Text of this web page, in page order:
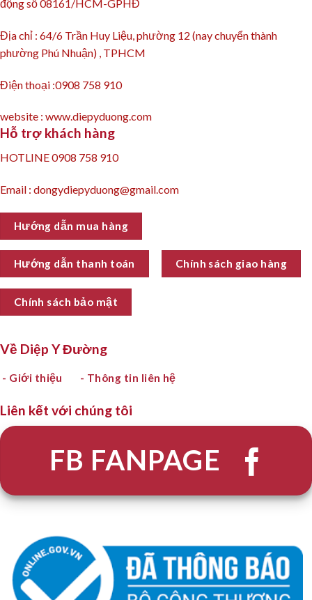
động số 08161/HCM-GPHĐ
Địa chỉ : 64/6 Trần Huy Liệu, phường 12 (nay chuyển thành
phường Phú Nhuận) , TPHCM
Điện thoại :0908 758 910
website : www.diepyduong.com
Hỗ trợ khách hàng
HOTLINE 0908 758 910
Email : dongydiepyduong@gmail.com
Hướng dẫn mua hàng
Hướng dẫn thanh toán Chính sách giao hàng
Chính sách bảo mật
Về Diệp Y Đường
- Giới thiệu - Thông tin liên hệ
Liên kết với chúng tôi
FB FANPAGE